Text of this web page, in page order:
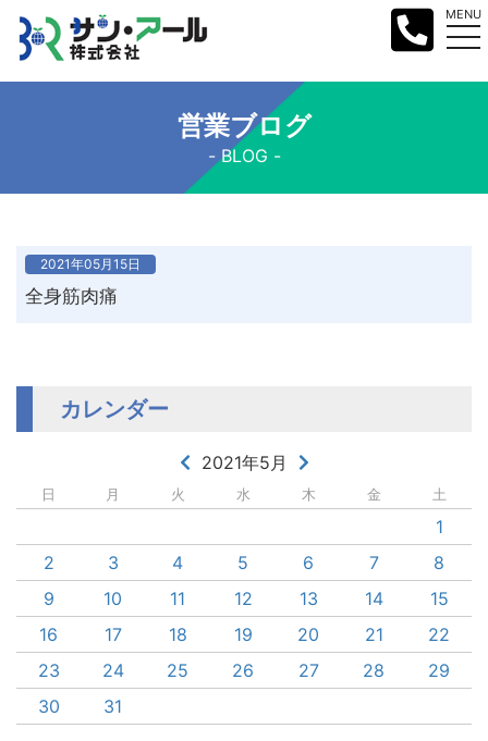
MENU
営業ブログ
BLOG
2021年05月15日
全身筋肉痛
カレンダー
2021年5月
日 月 火 水 木 金 土
1
2
3 4 5 6 7
8
9
10 11 12 13 14
15
16
17 18 19 20 21
22
23
24 25 26 27 28
29
30
31